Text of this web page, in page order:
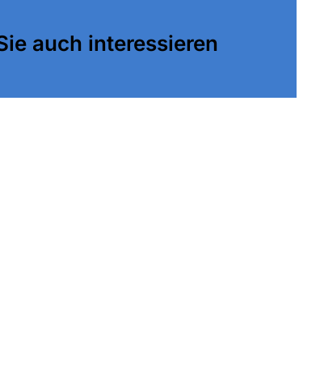
auch interessieren